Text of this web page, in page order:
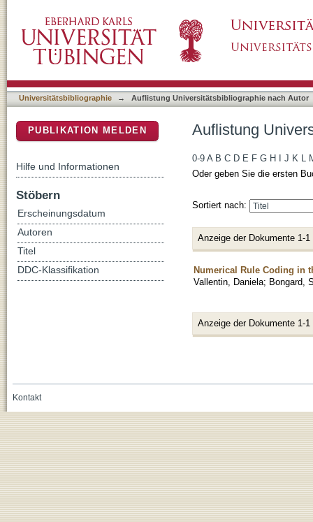
Universitätsbibliographie → Auflistung Universitätsbibliographie nach Autor
Auflistung
0-9 A B C D E F G H J K L
Oder geben Sie die ersten
Sortiert nach:
Anzeige der Dokumente 1-1
Numerical Rule Coding in
Vallentin, Daniela; Bongard,
Anzeige der Dokumente 1-1
PUBLIKATION MELDEN
Hilfe und Informationen
Stöbern
Erscheinungsdatum
Autoren
Titel
DDC-Klassifikation
Kontakt